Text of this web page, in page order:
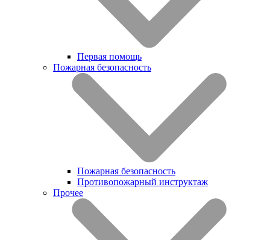
Первая помощь
Пожарная безопасность
Пожарная безопасность
Противопожарный инструктаж
Прочее